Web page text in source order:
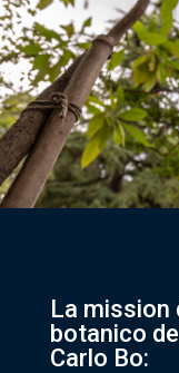
La mission
botanico
Carlo Bo: